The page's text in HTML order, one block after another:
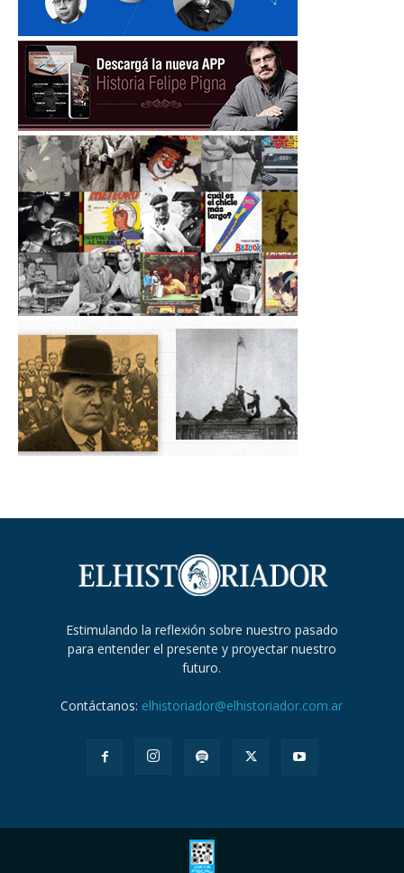
Estimulando la reflexión sobre nuestro pasado
para entender el presente y proyectar nuestro
futuro.
Contáctanos: elhistoriador@elhistoriador.com.ar